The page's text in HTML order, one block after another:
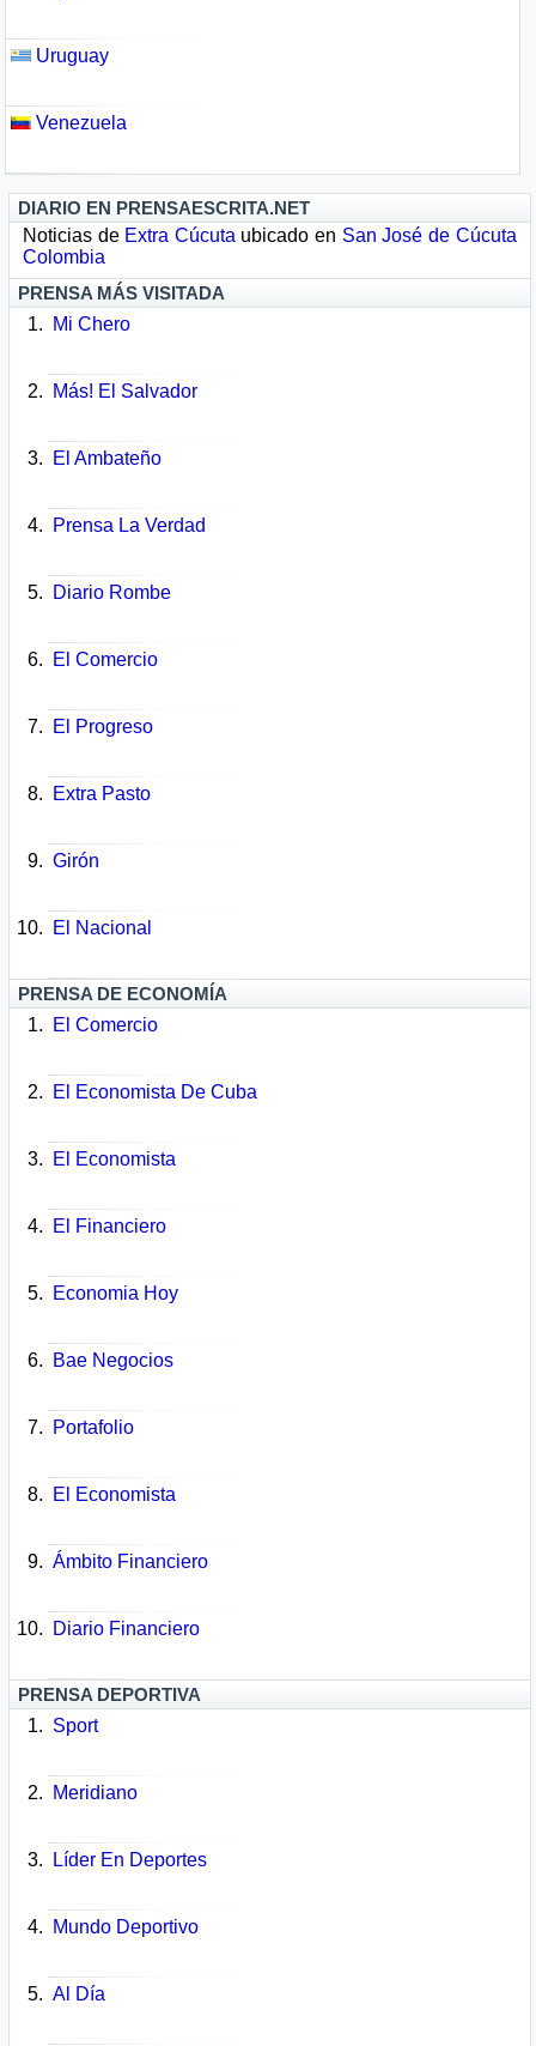
Uruguay
Venezuela
DIARIO EN PRENSAESCRITA.NET
Noticias de Extra Cúcuta ubicado en San José de Cúcuta
Colombia
PRENSA MÁS VISITADA
Mi Chero
Más! El Salvador
El Ambateño
Prensa La Verdad
Diario Rombe
El Comercio
El Progreso
Extra Pasto
Girón
El Nacional
PRENSA DE ECONOMÍA
El Comercio
El Economista De Cuba
El Economista
El Financiero
Economia Hoy
Bae Negocios
Portafolio
El Economista
Ámbito Financiero
Diario Financiero
PRENSA DEPORTIVA
Sport
Meridiano
Líder En Deportes
Mundo Deportivo
Al Día